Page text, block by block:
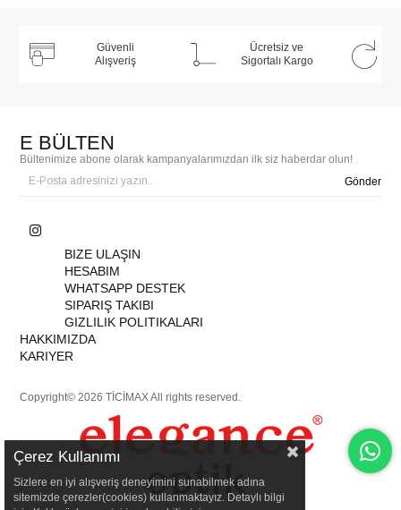
Güvenli
Alışveriş
Ücretsiz ve
Sigortalı Kargo
E BÜLTEN
Bültenimize abone olarak kampanyalarımızdan ilk siz haberdar olun!
Gönder
BIZE ULAŞIN
HESABIM
WHATSAPP DESTEK
SIPARIŞ TAKIBI
GIZLILIK POLITIKALARI
HAKKIMIZDA
KARIYER
Copyright© 2026 TİCİMAX All rights reserved.
Çerez Kullanımı
Sizlere en iyi alışveriş deneyimini sunabilmek adına
sitemizde çerezler(cookies) kullanmaktayız. Detaylı bilgi